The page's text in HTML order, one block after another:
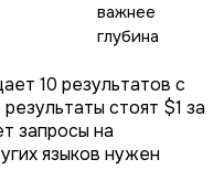
важнее
глубина
10 результатов с
стоят $1 за
запросы на
языков нужен